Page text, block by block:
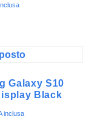
Galaxy S10
Black
inclusa